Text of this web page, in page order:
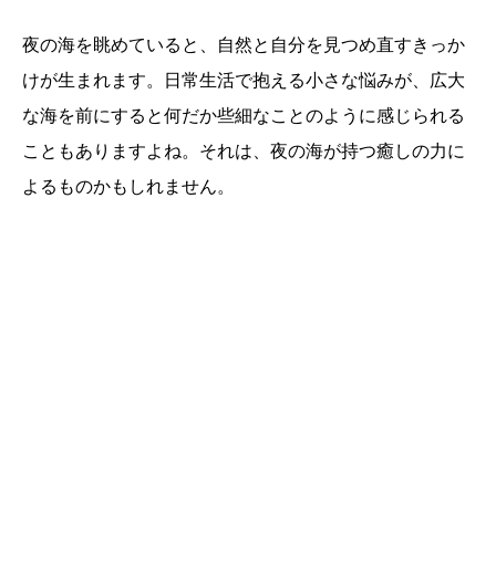
夜の海を眺めていると、自然と自分を見つめ直すきっか
けが生まれます。日常生活で抱える小さな悩みが、広大
な海を前にすると何だか些細なことのように感じられる
こともありますよね。それは、夜の海が持つ癒しの力に
よるものかもしれません。